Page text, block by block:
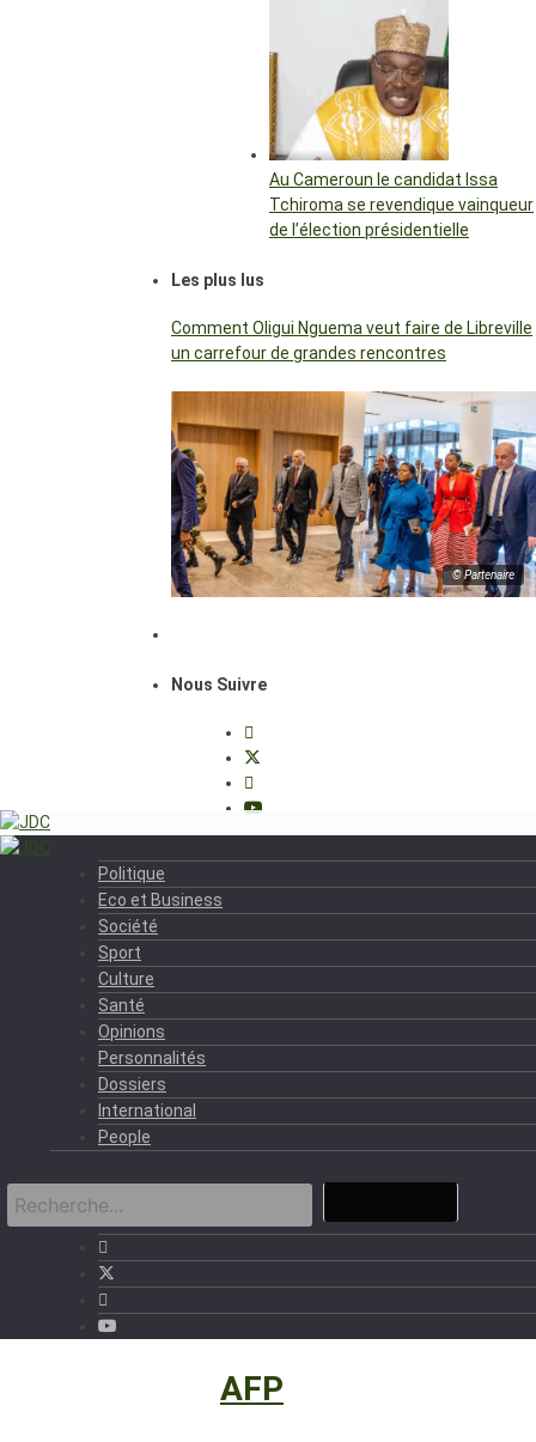
Au Cameroun le candidat Issa
Tchiroma se revendique vainqueur
de l’élection présidentielle
Les plus lus
Comment Oligui Nguema veut faire de Libreville
un carrefour de grandes rencontres
© Partenaire
Nous Suivre
Politique
Eco et Business
Société
Sport
Culture
Santé
Opinions
Personnalités
Dossiers
International
People
AFP